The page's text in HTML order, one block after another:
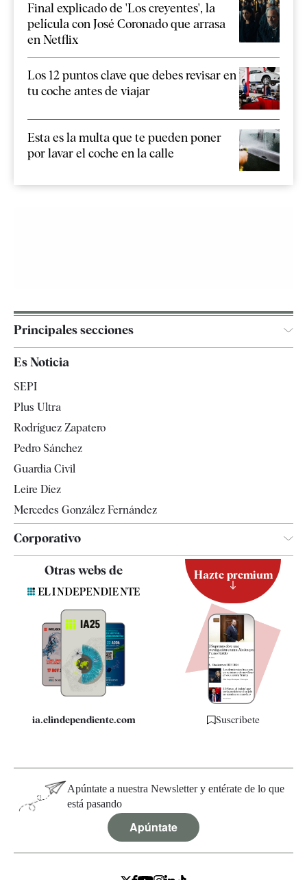
Final explicado de 'Los creyentes', la
película con José Coronado que arrasa
en Netflix
Los 12 puntos clave que debes revisar en
tu coche antes de viajar
Esta es la multa que te pueden poner
por lavar el coche en la calle
Principales secciones
España
Televisión
Es Noticia
SEPI
Plus Ultra
Rodríguez Zapatero
Pedro Sánchez
Guardia Civil
Leire Díez
Mercedes González Fernández
Corporativo
Contacto
Quiénes somos
Especificaciones
Otras webs de
ia.elindependiente.com
Hazte premium
Suscríbete
Apúntate a nuestra Newsletter y entérate de lo que
está pasando
Apúntate